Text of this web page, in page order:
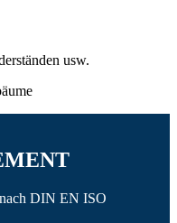
usw.
DIN EN ISO